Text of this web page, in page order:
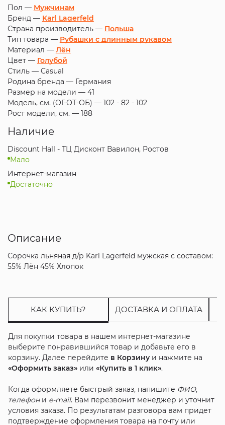
Пол — Мужчинам
Бренд — Karl Lagerfeld
Страна производитель — Польша
Тип товара — Рубашки с длинным рукавом
Материал — Лён
Цвет — Голубой
Стиль — Casual
Родина бренда — Германия
Размер на модели — 41
Модель, см. (ОГ-ОТ-ОБ) — 102 - 82 - 102
Рост модели, см. — 188
Наличие
Discount Hall - ТЦ Дисконт Вавилон, Ростов
Мало
Интернет-магазин
Достаточно
Описание
Сорочка льняная д/р Karl Lagerfeld мужская с составом:
55% Лён 45% Хлопок
КАК КУПИТЬ? ДОСТАВКА И ОПЛАТА
Для покупки товара в нашем интернет-магазине
выберите понравившийся товар и добавьте его в
корзину. Далее перейдите в Корзинуи нажмите на
«Оформить заказ»или «Купить в 1 клик».
Когда оформляете быстрый заказ, напишите ФИО,
телефони e-mail. Вам перезвонит менеджер и уточнит
условия заказа. По результатам разговора вам придет
подтверждение оформления товара на почту или